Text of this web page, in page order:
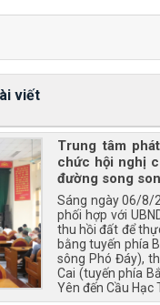
viết
Trung tâm
chức hội nghị
đường song
Sáng ngày 06/8/
phối hợp với
thu hồi đất để
bằng tuyến phía
sông Phó Đáy),
Cai (tuyến phía
Yên đến Cầu Hạc